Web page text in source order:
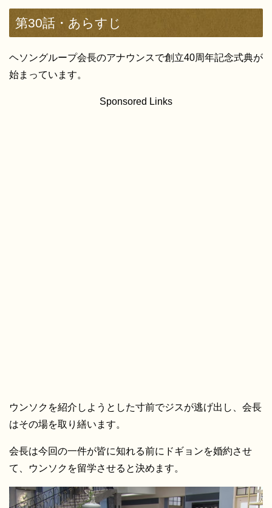
第30話・あらすじ
ヘソングループ会長のアナウンスで創立40周年記念式典が
始まっています。
Sponsored Links
ウンソクを紹介しようとした寸前でジスが逃げ出し、会長
はその場を取り繕います。
会長は今回の一件が皆に知れる前にドギョンを婚約させ
て、ウンソクを留学させると決めます。